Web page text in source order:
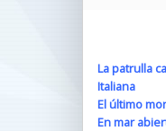
La patrulla
Italiana
El último
En mar